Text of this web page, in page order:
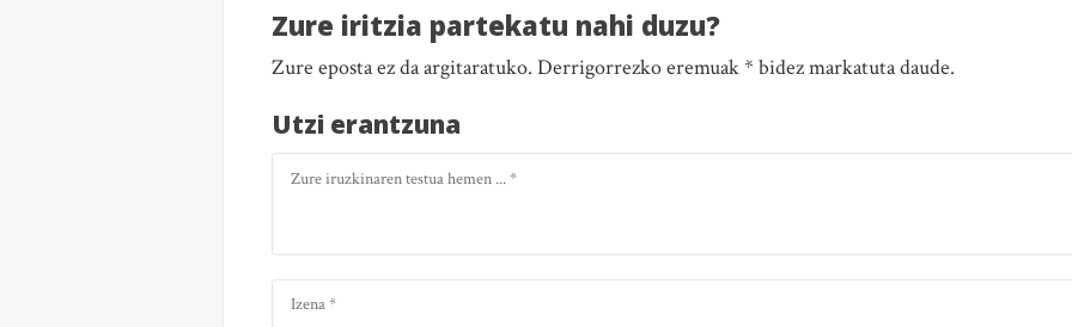
Zure iritzia partekatu nahi duzu?
Zure eposta ez da argitaratuko. Derrigorrezko eremuak * bidez markatuta daude.
Utzi erantzuna